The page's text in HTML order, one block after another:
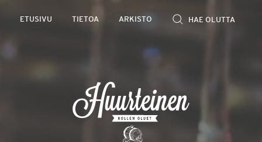
ETUSIVU TIETOA ARKISTO